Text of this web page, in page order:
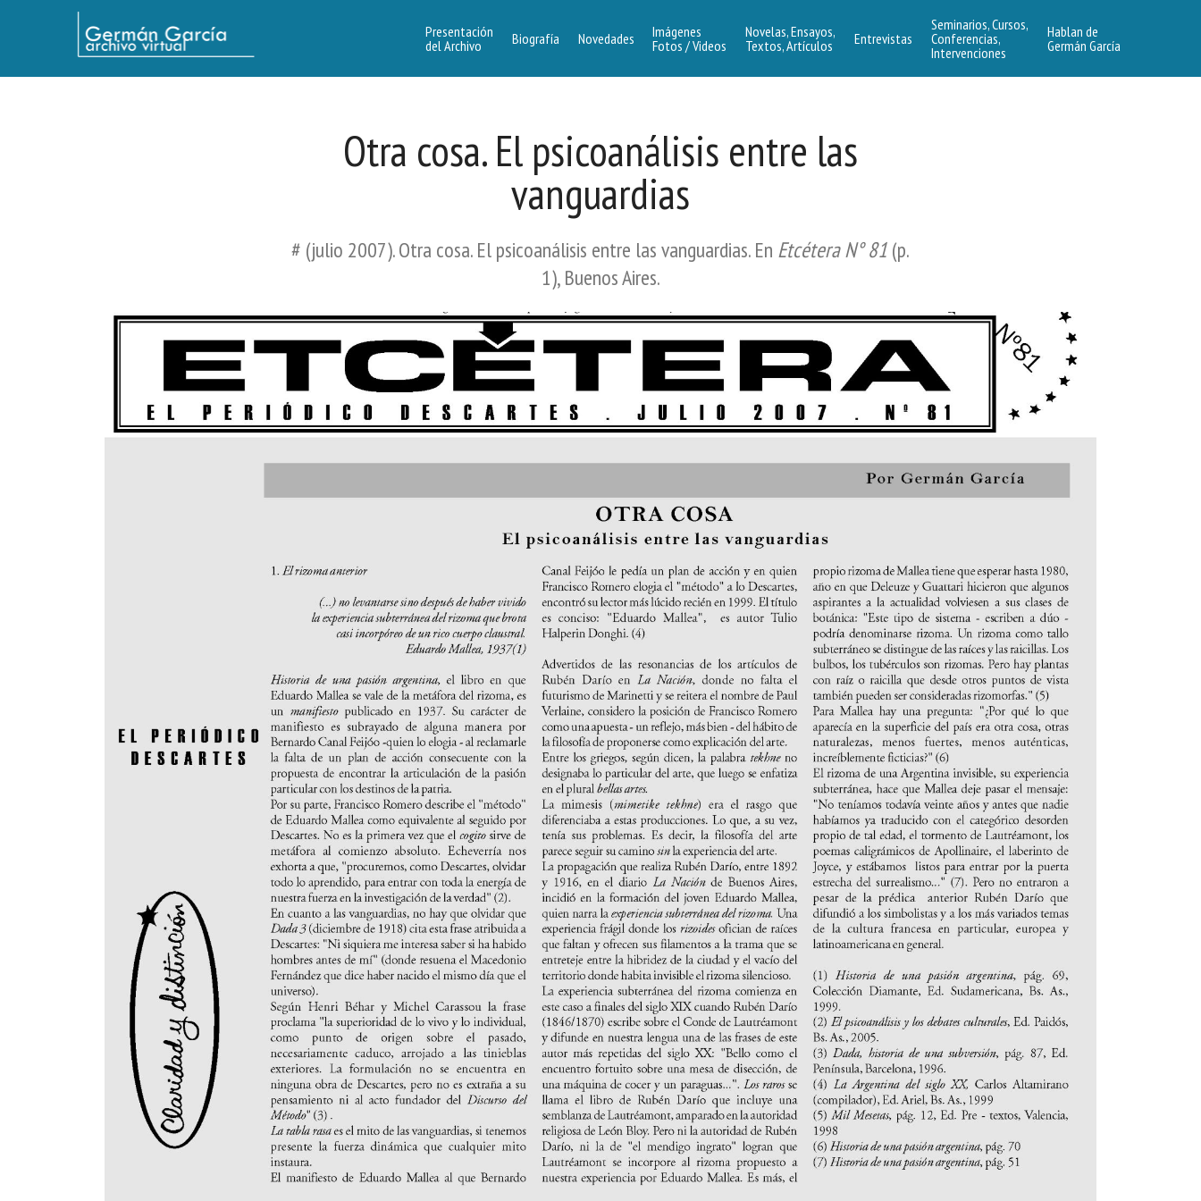
Germán García - Archivo Virtual / Centro Descartes, Buenos Aires
Presentación
del Archivo
Biografía Novedades
Imágenes
Fotos / Videos
Novelas, Ensayos,
Textos, Artículos
Entrevistas
Seminarios, Cursos,
Conferencias,
Intervenciones
Hablan de
Germán García
Otra cosa. El psicoanálisis entre las
vanguardias
# (julio 2007). Otra cosa. El psicoanálisis entre las vanguardias. En Etcétera N° 81(p.
1), Buenos Aires.